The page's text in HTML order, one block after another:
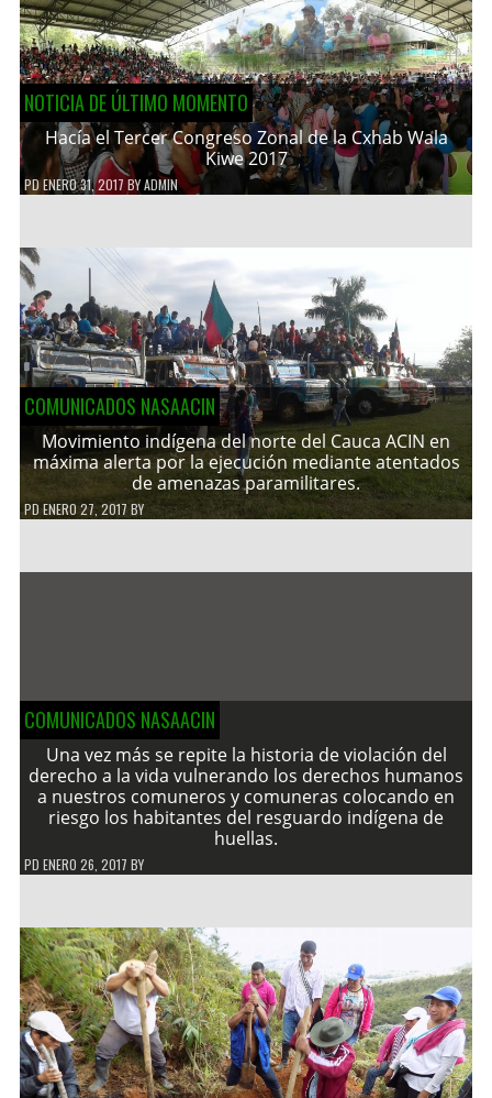
NOTICIA DE ÚLTIMO MOMENTO
Hacía el Tercer Congreso Zonal de la Cxhab Wala
Kiwe 2017
PDENERO 31, 2017 BYADMIN
COMUNICADOS NASAACIN
Movimiento indígena del norte del Cauca ACIN en
máxima alerta por la ejecución mediante atentados
de amenazas paramilitares.
PDENERO 27, 2017 BY
COMUNICADOS NASAACIN
Una vez más se repite la historia de violación del
derecho a la vida vulnerando los derechos humanos
a nuestros comuneros y comuneras colocando en
riesgo los habitantes del resguardo indígena de
huellas.
PD ENERO 26, 2017 BY